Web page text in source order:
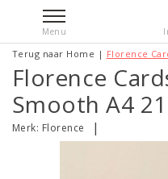
Menu
Terug naar Home | Florence
Florence
Smooth A4
Merk: Florence |